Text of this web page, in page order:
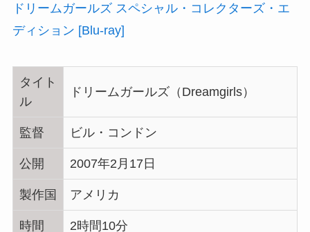
ドリームガールズ スペシャル・コレクターズ・エ
ディション [Blu-ray]
タイト
ル
ドリームガールズ（Dreamgirls）
監督 ビル・コンドン
公開 2007年2月17日
製作国 アメリカ
時間 2時間10分